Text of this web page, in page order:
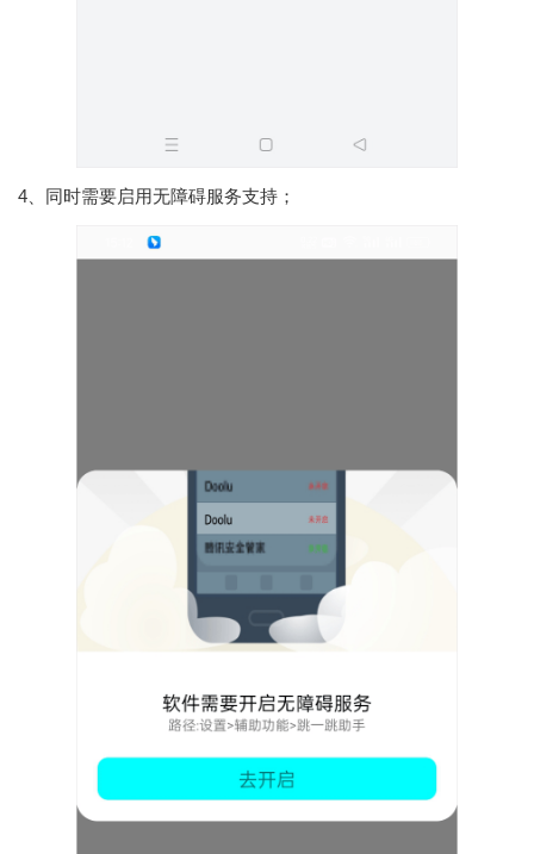
4、同时需要启用无障碍服务支持；